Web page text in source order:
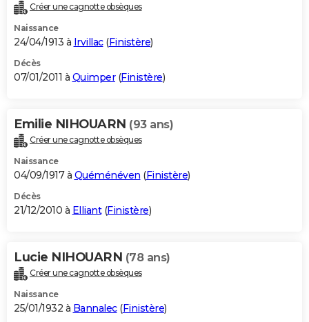
Créer une cagnotte obsèques
Naissance
24/04/1913 à Irvillac(Finistère)
Décès
07/01/2011 à Quimper(Finistère)
Emilie NIHOUARN (93 ans)
Créer une cagnotte obsèques
Naissance
04/09/1917 à Quéménéven (Finistère)
Décès
21/12/2010 à Elliant(Finistère)
Lucie NIHOUARN (78 ans)
Créer une cagnotte obsèques
Naissance
25/01/1932 à Bannalec(Finistère)